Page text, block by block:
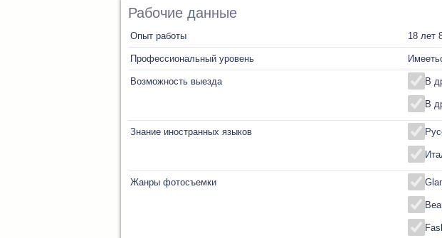
Рабочие данные
Опыт работы 18 лет
Профессиональный уровень
Возможность выезда В
В
Знание иностранных языков
Жанры фотосъемки